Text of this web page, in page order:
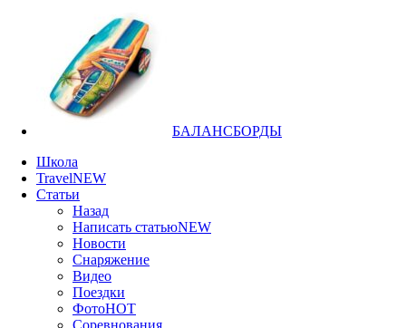
БАЛАНСБОРДЫ
Школа
TravelNEW
Статьи
Назад
Написать статьюNEW
Новости
Снаряжение
Видео
Поездки
ФотоHOT
Соревнования